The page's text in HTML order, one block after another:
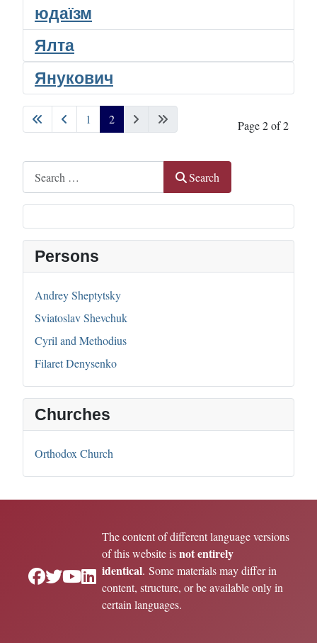
Search
Persons
Andrey Sheptytsky
Sviatoslav Shevchuk
Cyril and Methodius
Filaret Denysenko
Churches
Orthodox Church
юдаїзм
Ялта
Янукович
Page 2 of 2
1 2
The content of different language versions
of this website isnot entirely
identical. Some materials may differ in
content, structure, or be available only in
certain languages.